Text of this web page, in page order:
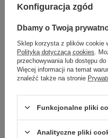
Stosowanie produktu:
Jedną łyżkę płynu
Umyte naczynia
zdatną do picia i
Zalecane
ml płynu do 10 L
Konfiguracja zgód
Dbamy o Twoją
Sklep korzysta z plików cookie
Polityką dotyczącą cookies .
przechowywania lub dostępu
Więcej informacji na temat
znaleźć także na stronie
Funkcjonalne pliki
Analityczne pliki